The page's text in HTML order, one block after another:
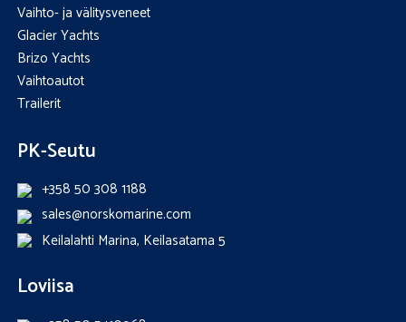
Vaihto- ja välitysveneet
Glacier Yachts
Brizo Yachts
Vaihtoautot
Trailerit
PK-Seutu
+358 50 308 1188
sales@norskomarine.com
Keilalahti Marina, Keilasatama 5
Loviisa